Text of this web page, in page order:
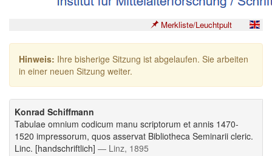
Merkliste/Leuchtpult
Hinweis: Ihre bisherige Sitzung ist abgelaufen. Sie arbeiten
in einer neuen Sitzung weiter.
Konrad Schiffmann
Tabulae omnium codicum manu scriptorum et annis 1470-
1520 impressorum, quos asservat Bibliotheca Seminarii cleric.
Linc. [handschriftlich] — Linz, 1895